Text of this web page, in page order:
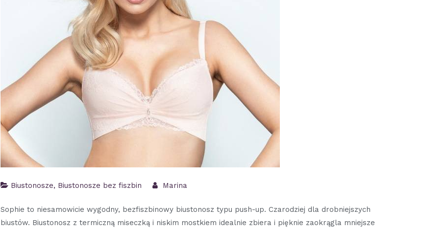
Biustonosze, Biustonosze bez fiszbin Marina
Sophie to niesamowicie wygodny, bezfiszbinowy biustonosz typu push-up. Czarodziej dla drobniejszych
biustów. Biustonosz z termiczną miseczką i niskim mostkiem idealnie zbiera i pięknie zaokrągla mniejsze